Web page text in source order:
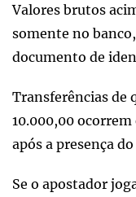
Valores brutos
somente no
documento de
Transferências de
10.000,00
após a presença
Se o apostador